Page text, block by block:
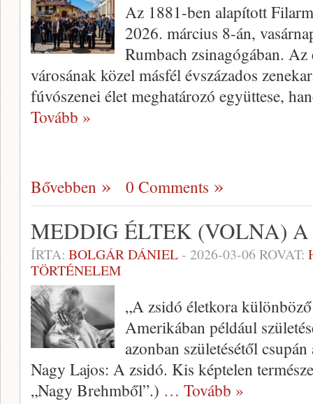
Az 1881-ben alapított
2026. március 8-án,
Rumbach zsinagógában.
városának közel másfél évszázados
fúvószenei élet meghatározó együttese,
Tovább »
Bővebben 0 Comments
MEDDIG ÉLTEK (VOLNA)
ÍRTA: BOLGÁR DÁNIEL- 2026-03-06 ROVAT:
TÖRTÉNELEM
„A zsidó életkora
Amerikában például
azonban születésétől
Nagy Lajos: A zsidó. Kis képtelen
„Nagy Brehmből”.) … Tovább »